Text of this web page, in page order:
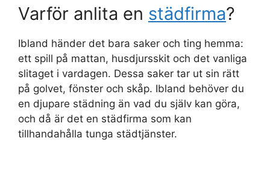
Varför anlita en städfirma?
Ibland händer det bara saker och ting hemma:
ett spill på mattan, husdjursskit och det vanliga
slitaget i vardagen. Dessa saker tar ut sin rätt
på golvet, fönster och skåp. Ibland behöver du
en djupare städning än vad du själv kan göra,
och då är det en städfirma som kan
tillhandahålla tunga städtjänster.